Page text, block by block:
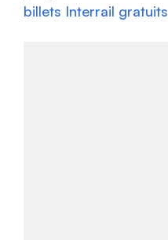
billets Interrail gratuits